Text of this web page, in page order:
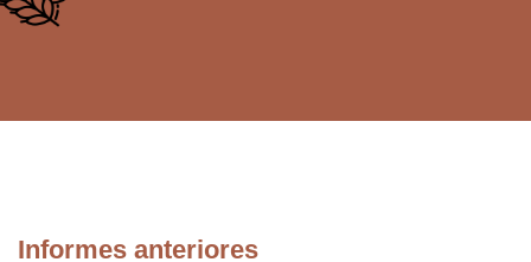
Informes anteriores